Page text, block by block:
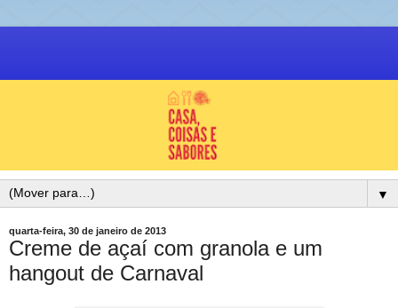
▼
quarta-feira, 30 de janeiro de 2013
Creme de açaí com granola e um
hangout de Carnaval